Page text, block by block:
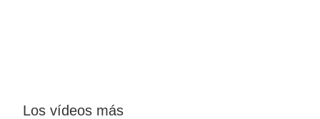
Los vídeos más